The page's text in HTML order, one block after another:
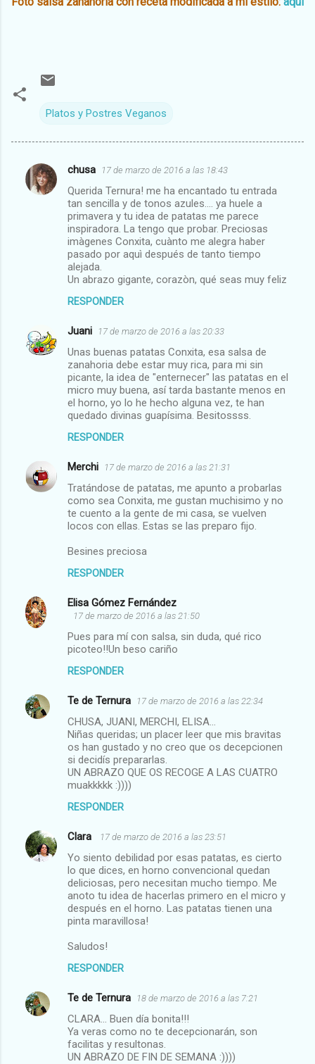
Platos y Postres Veganos
C
i
o
chusa 17 de marzo de 2016 a las 18:43
Querida Ternura! me ha encantado tu entrada
tan sencilla y de tonos azules.... ya huele a
primavera y tu idea de patatas me parece
inspiradora. La tengo que probar. Preciosas
imàgenes Conxita, cuànto me alegra haber
pasado por aquì después de tanto tiempo
alejada.
Un abrazo gigante, corazòn, qué seas muy feliz
RESPONDER
Juani 17 de marzo de 2016 a las 20:33
Unas buenas patatas Conxita, esa salsa de
zanahoria debe estar muy rica, para mi sin
picante, la idea de "enternecer" las patatas en el
micro muy buena, así tarda bastante menos en
el horno, yo lo he hecho alguna vez, te han
quedado divinas guapísima. Besitossss.
RESPONDER
Merchi 17 de marzo de 2016 a las 21:31
Tratándose de patatas, me apunto a probarlas
como sea Conxita, me gustan muchisimo y no
te cuento a la gente de mi casa, se vuelven
locos con ellas. Estas se las preparo fijo.
Besines preciosa
RESPONDER
Elisa Gómez Fernández
17 de marzo de 2016 a las 21:50
Pues para mí con salsa, sin duda, qué rico
picoteo!!Un beso cariño
RESPONDER
Te de Ternura 17 de marzo de 2016 a las 22:34
CHUSA, JUANI, MERCHI, ELISA...
Niñas queridas; un placer leer que mis bravitas
os han gustado y no creo que os decepcionen
si decidís prepararlas.
UN ABRAZO QUE OS RECOGE A LAS CUATRO
muakkkkk :))))
RESPONDER
Clara 17 de marzo de 2016 a las 23:51
Yo siento debilidad por esas patatas, es cierto
lo que dices, en horno convencional quedan
deliciosas, pero necesitan mucho tiempo. Me
anoto tu idea de hacerlas primero en el micro y
después en el horno. Las patatas tienen una
pinta maravillosa!
Saludos!
RESPONDER
Te de Ternura 18 de marzo de 2016 a las 7:21
CLARA... Buen día bonita!!!
Ya veras como no te decepcionarán, son
facilitas y resultonas.
UN ABRAZO DE FIN DE SEMANA :))))